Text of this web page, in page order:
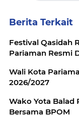
Berita Terkait
Festival Qasidah
Pariaman Resmi
Wali Kota
2026/2027
Wako Yota Balad
Bersama BPOM